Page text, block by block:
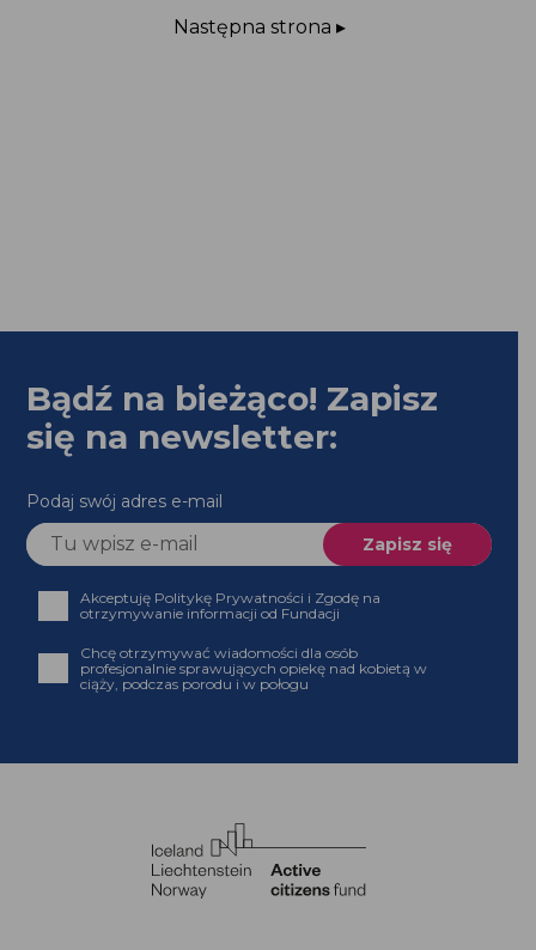
Następna strona ▸
Bądź na bieżąco! Zapisz
się na newsletter:
Podaj swój adres e-mail
Akceptuję Politykę Prywatności i Zgodę na
otrzymywanie informacji od Fundacji
Chcę otrzymywać wiadomości dla osób
profesjonalnie sprawujących opiekę nad kobietą w
ciąży, podczas porodu i w połogu